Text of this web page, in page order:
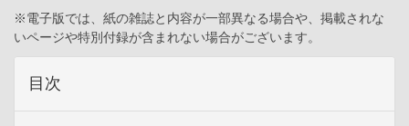
※電子版では、紙の雑誌と内容が一部異なる場合や、掲載されな
いページや特別付録が含まれない場合がございます。
目次